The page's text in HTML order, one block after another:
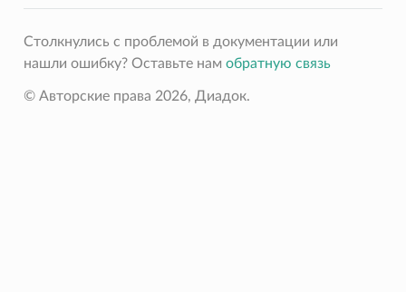
Столкнулись с проблемой в документации или
нашли ошибку? Оставьте нам обратную связь
© Авторские права 2026, Диадок.